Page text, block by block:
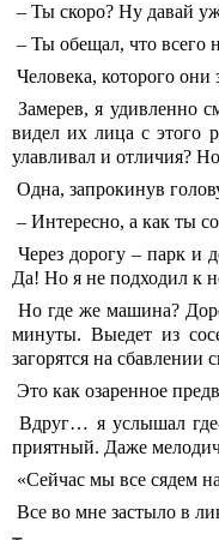
– Ты скоро? Ну давай
– Ты обещал, что всего
Человека, которого
Замерев, я удивленно
видел их лица с этого
улавливал и отличия?
Одна, запрокинув
– Интересно, а как ты
Через дорогу – парк и
Да! Но я не подходил к
Но где же машина?
минуты. Выедет из
загорятся на сбавлении
Это как озаренное
Вдруг… я услышал
приятный. Даже
«Сейчас мы все сядем
Все во мне застыло в